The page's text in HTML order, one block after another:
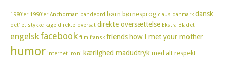
1980'er 1990'er Anchorman bandeord børn børnesprog claus danmark dansk
det' et stykke kage direkte oversat direkte oversættelse Ekstra Bladet
engelskfacebook film fransk friends how i met your mother
humor internet ironi kærlighed madudtryk med alt respekt